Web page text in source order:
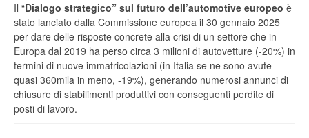
Il “Dialogo strategico” sul futuro dell’automotive europeo è
stato lanciato dalla Commissione europea il 30 gennaio 2025
per dare delle risposte concrete alla crisi di un settore che in
Europa dal 2019 ha perso circa 3 milioni di autovetture (-20%) in
termini di nuove immatricolazioni (in Italia se ne sono avute
quasi 360mila in meno, -19%), generando numerosi annunci di
chiusure di stabilimenti produttivi con conseguenti perdite di
posti di lavoro.